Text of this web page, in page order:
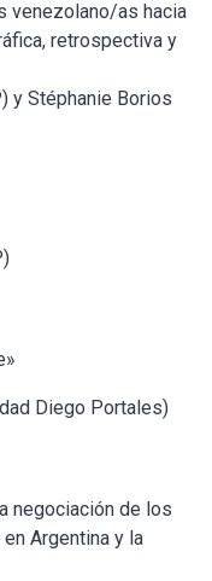
venezolano/as hacia
retrospectiva y
y Stéphanie Borios
Diego Portales)
negociación de los
Argentina y la